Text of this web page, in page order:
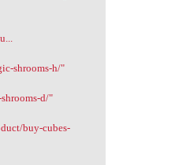
shrooms-h/"
d/"
buy-cubes-